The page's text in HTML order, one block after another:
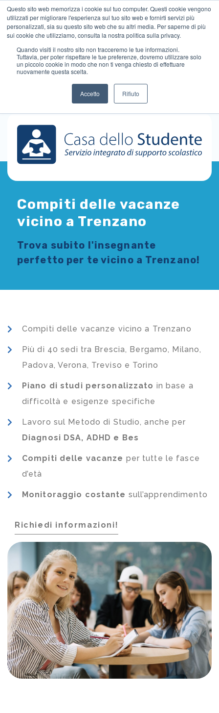
Questo sito web memorizza i cookie sul tuo computer. Questi cookie vengono
utilizzati per migliorare l'esperienza sul tuo sito web e fornirti servizi più
personalizzati, sia su questo sito web che su altri media. Per saperne di più
sui cookie che utilizziamo, consulta la nostra politica sulla privacy.
Quando visiti il ​​nostro sito non tracceremo le tue informazioni.
Tuttavia, per poter rispettare le tue preferenze, dovremo utilizzare solo
un piccolo cookie in modo che non ti venga chiesto di effettuare
nuovamente questa scelta.
Accetto Rifiuto
Compiti delle vacanze
vicino a Trenzano
Trova subito l'insegnante
perfetto per te vicino a Trenzano!
Compiti delle vacanze vicino a Trenzano
Più di 40 sedi tra Brescia, Bergamo, Milano,
Padova, Verona, Treviso e Torino
Piano di studi personalizzato in base a
difficoltà e esigenze specifiche
Lavoro sul Metodo di Studio, anche per
Diagnosi DSA, ADHD e Bes
Compiti delle vacanze per tutte le fasce
d’età
Monitoraggio costante sull’apprendimento
Richiedi informazioni!